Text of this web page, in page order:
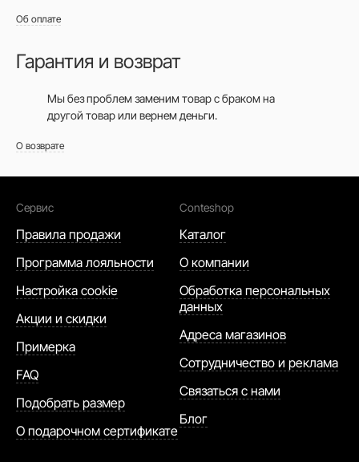
Об оплате
Гарантия и возврат
Мы без проблем заменим товар с браком на
другой товар или вернем деньги.
О возврате
Сервис
Правила продажи
Программа лояльности
Настройка cookie
Акции и скидки
Примерка
FAQ
Подобрать размер
О подарочном сертификате
Conteshop
Каталог
О компании
Обработка персональных
данных
Адреса магазинов
Сотрудничество и реклама
Связаться с нами
Блог